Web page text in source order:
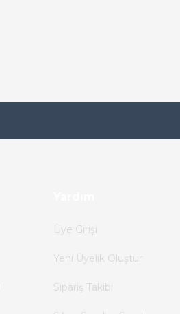
Üye Girişi
Yeni Üyelik Oluştur
Sipariş Takibi